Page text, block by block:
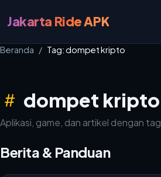
Jakarta Ride APK
Beranda Tag: dompet kripto
dompet kripto
Aplikasi, game, dan artikel dengan tag
Berita & Panduan